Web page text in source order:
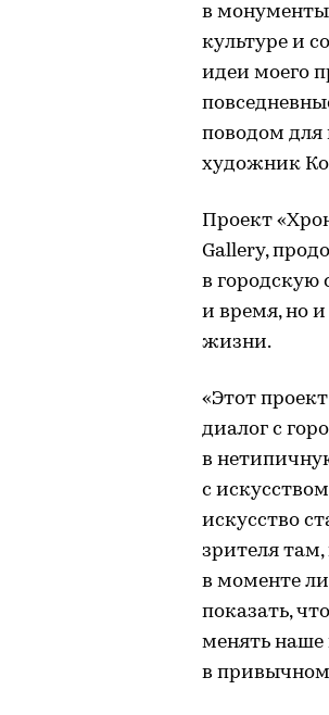
в
культуре и
идеи моего
поводом для
художник
Проект
Gallery,
в городскую
и время, но и
жизни.
«Этот
диалог с
в
с
искусство
зрителя там,
в моменте
показать,
менять
в